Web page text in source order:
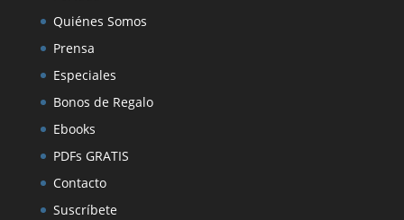
Quiénes Somos
Prensa
Especiales
Bonos de Regalo
Ebooks
PDFs GRATIS
Contacto
Suscríbete